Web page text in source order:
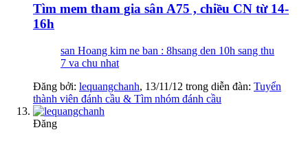
Tìm mem tham gia sân A75 , chiều CN từ 14-
16h
san Hoang kim ne ban : 8hsang den 10h sang thu
7 va chu nhat
Đăng bởi: lequangchanh, 13/11/12 trong diễn đàn: Tuyển
thành viên đánh cầu & Tìm nhóm đánh cầu
Đăng